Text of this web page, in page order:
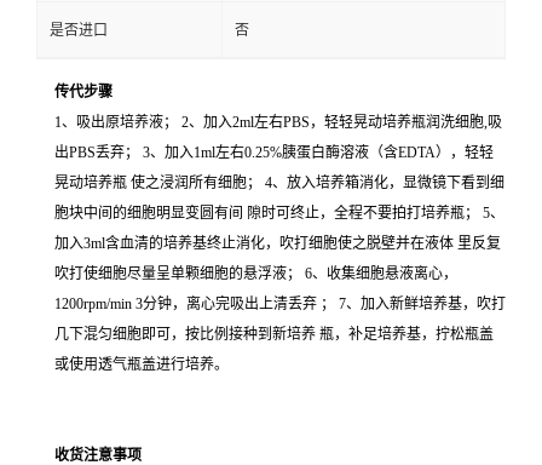
是否进口 否
传代步骤
1、吸出原培养液； 2、加入2ml左右PBS，轻轻晃动培养瓶润洗细胞,吸
出PBS丢弃； 3、加入1ml左右0.25%胰蛋白酶溶液（含EDTA），轻轻
晃动培养瓶 使之浸润所有细胞； 4、放入培养箱消化，显微镜下看到细
胞块中间的细胞明显变圆有间 隙时可终止，全程不要拍打培养瓶； 5、
加入3ml含血清的培养基终止消化，吹打细胞使之脱壁并在液体 里反复
吹打使细胞尽量呈单颗细胞的悬浮液； 6、收集细胞悬液离心，
1200rpm/min 3分钟，离心完吸出上清丢弃 ； 7、加入新鲜培养基，吹打
几下混匀细胞即可，按比例接种到新培养 瓶，补足培养基，拧松瓶盖
或使用透气瓶盖进行培养。
收货注意事项